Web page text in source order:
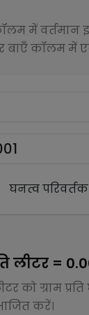
में वर्तमान
कॉलम में एक
घनत्व
लीटर =
कोग्राम
करें।